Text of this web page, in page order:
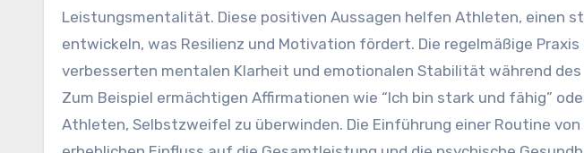
Leistungsmentalität. Diese positiven Aussagen helfen Athleten, einen
entwickeln, was Resilienz und Motivation fördert. Die regelmäßige
verbesserten mentalen Klarheit und emotionalen Stabilität während
Zum Beispiel ermächtigen Affirmationen wie “Ich bin stark und fähig”
Athleten, Selbstzweifel zu überwinden. Die Einführung einer Routine